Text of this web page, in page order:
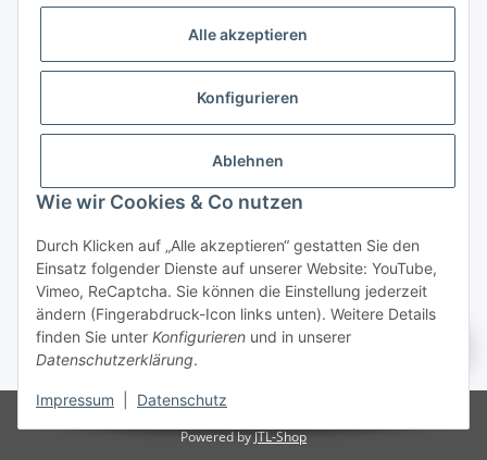
Alle akzeptieren
Konfigurieren
Ablehnen
Wie wir Cookies & Co nutzen
Durch Klicken auf „Alle akzeptieren“ gestatten Sie den
Einsatz folgender Dienste auf unserer Website: YouTube,
Vimeo, ReCaptcha. Sie können die Einstellung jederzeit
ändern (Fingerabdruck-Icon links unten). Weitere Details
finden Sie unter Konfigurieren und in unserer
Datenschutzerklärung.
Impressum Datenschutz
Vertrag widerrufen
* Alle Preise inkl. gesetzlicher USt., zzgl.
Powered byJTL-Shop